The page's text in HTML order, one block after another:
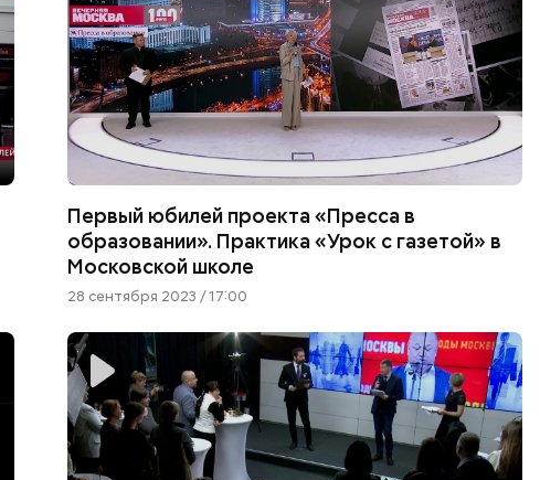
Первый юбилей проекта «Пресса в
образовании». Практика «Урок с газетой» в
Московской школе
28 сентября 2023 / 17:00